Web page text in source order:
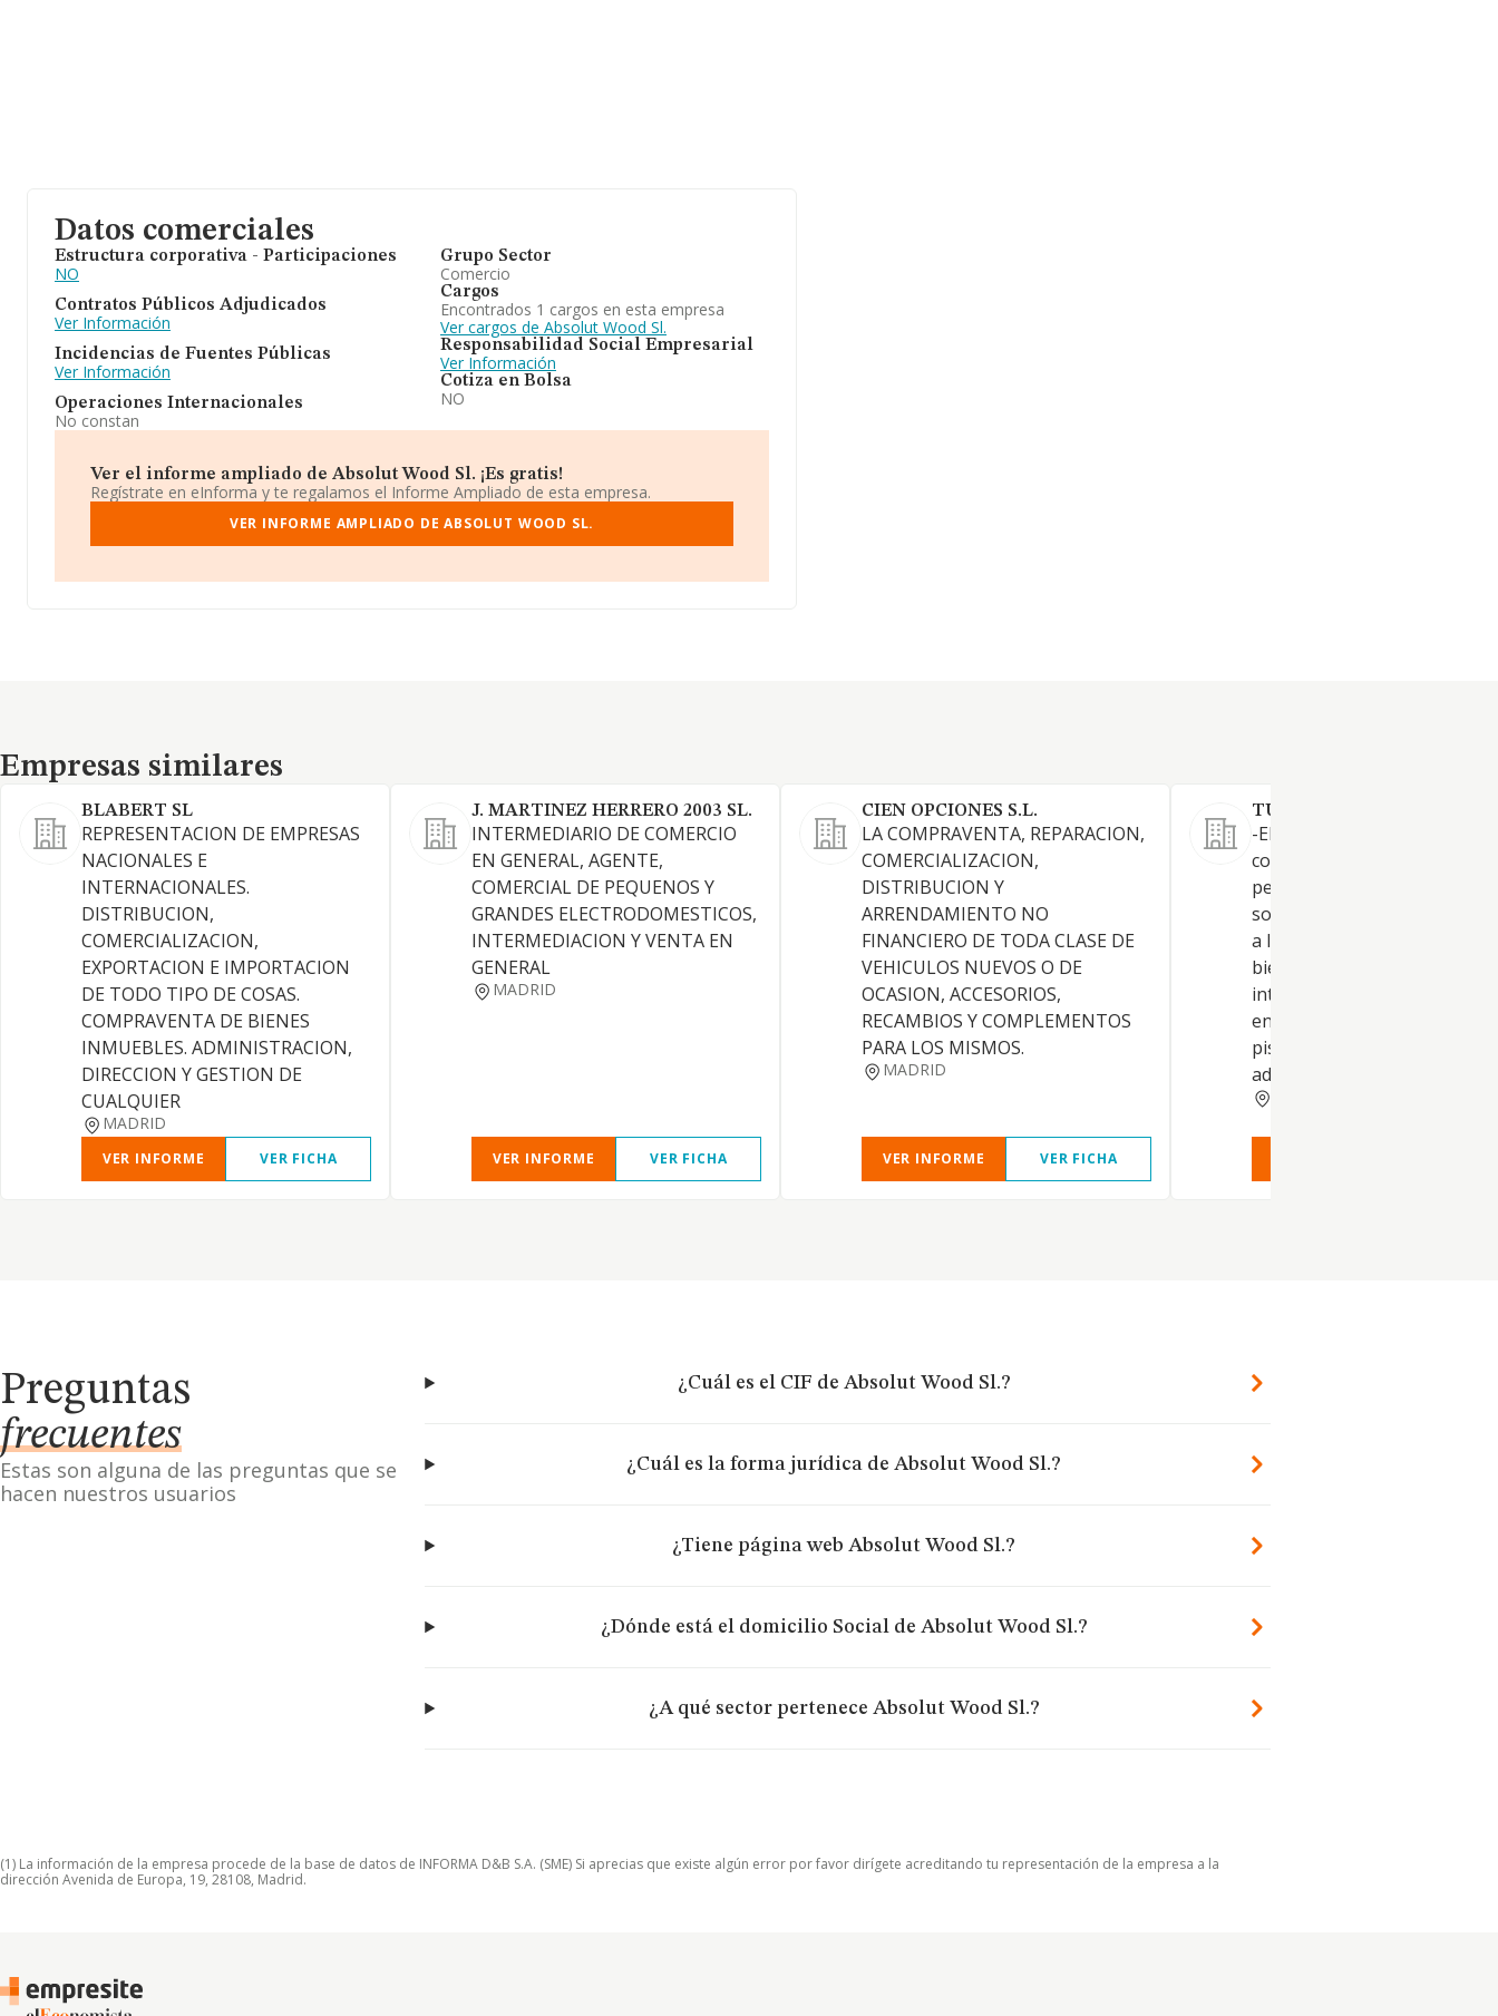
Datos comerciales
Estructura corporativa - Participaciones
NO
Contratos Públicos Adjudicados
Ver Información
Incidencias de Fuentes Públicas
Ver Información
Operaciones Internacionales
No constan
Grupo Sector
Comercio
Cargos
Encontrados 1 cargos en esta empresa
Ver cargos de Absolut Wood Sl.
Responsabilidad Social Empresarial
Ver Información
Cotiza en Bolsa
NO
Ver el informe ampliado de Absolut Wood Sl. ¡Es gratis!
Regístrate en eInforma y te regalamos el Informe Ampliado de esta empresa.
VER INFORME AMPLIADO DE ABSOLUT WOOD SL.
Empresas similares
Empresas similares
BLABERT SL
REPRESENTACION DE EMPRESAS
NACIONALES E
INTERNACIONALES.
DISTRIBUCION,
COMERCIALIZACION,
EXPORTACION E IMPORTACION
DE TODO TIPO DE COSAS.
COMPRAVENTA DE BIENES
INMUEBLES. ADMINISTRACION,
DIRECCION Y GESTION DE
CUALQUIER
MADRID
VER INFORME VER FICHA
J. MARTINEZ HERRERO 2003 SL.
INTERMEDIARIO DE COMERCIO
EN GENERAL, AGENTE,
COMERCIAL DE PEQUENOS Y
GRANDES ELECTRODOMESTICOS,
INTERMEDIACION Y VENTA EN
GENERAL
MADRID
VER INFORME VER FICHA
CIEN OPCIONES S.L.
LA COMPRAVENTA, REPARACION,
COMERCIALIZACION,
DISTRIBUCION Y
ARRENDAMIENTO NO
FINANCIERO DE TODA CLASE DE
VEHICULOS NUEVOS O DE
OCASION, ACCESORIOS,
RECAMBIOS Y COMPLEMENTOS
PARA LOS MISMOS.
MADRID
VER INFORME VER FICHA
TUMAN ASESORES SL.
-El asesoramiento en materia
comercial, mercantil y de
penetración en mercados
sociedades y entidades
a la venta y comercialización
bienes de consumo
intermediación y
en la compraventa de
pisos, locales, así como la
administración de fincas
Preguntas
frecuentes
Estas son alguna de las preguntas que se
hacen nuestros usuarios
¿Cuál es el CIF de Absolut Wood Sl.?
¿Cuál es la forma jurídica de Absolut Wood Sl.?
¿Tiene página web Absolut Wood Sl.?
¿Dónde está el domicilio Social de Absolut Wood Sl.?
¿A qué sector pertenece Absolut Wood Sl.?
(1) La información de la empresa procede de la base de datos de INFORMA D&B S.A. (SME) Si aprecias que existe algún error por favor dirígete acreditando tu representación de la empresa a la
dirección Avenida de Europa, 19, 28108, Madrid.